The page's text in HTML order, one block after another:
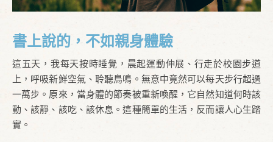
書上說的，不如親身體驗
這五天，我每天按時睡覺，晨起運動伸展、行走於校園步道
上，呼吸新鮮空氣、聆聽鳥鳴。無意中竟然可以每天步行超過
一萬步。原來，當身體的節奏被重新喚醒，它自然知道何時該
動、該靜、該吃、該休息。這種簡單的生活，反而讓人心生踏
實。